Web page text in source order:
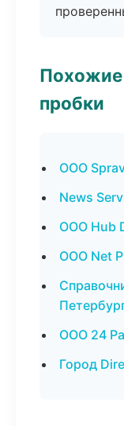
Похожие
пробки
ООО
News
ООО Hub
ООО Net
ООО 24
Город